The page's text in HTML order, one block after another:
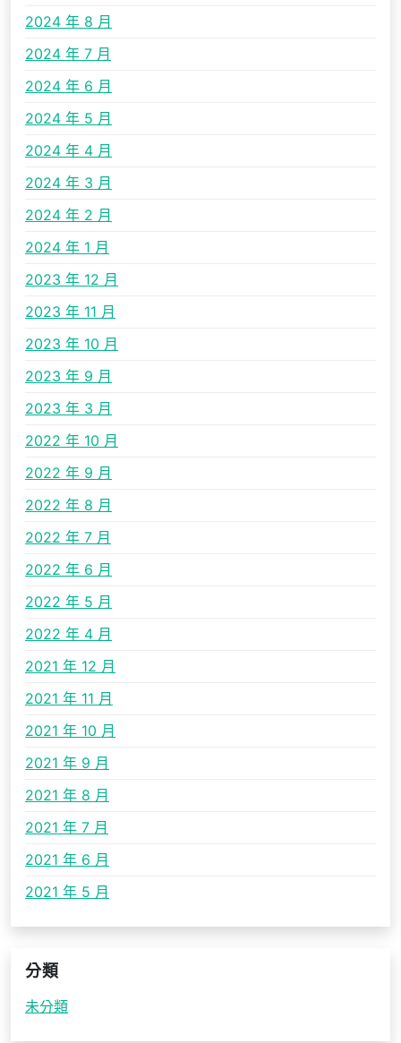
2024 年 8 月
2024 年 7 月
2024 年 6 月
2024 年 5 月
2024 年 4 月
2024 年 3 月
2024 年 2 月
2024 年 1 月
2023 年 12 月
2023 年 11 月
2023 年 10 月
2023 年 9 月
2023 年 3 月
2022 年 10 月
2022 年 9 月
2022 年 8 月
2022 年 7 月
2022 年 6 月
2022 年 5 月
2022 年 4 月
2021 年 12 月
2021 年 11 月
2021 年 10 月
2021 年 9 月
2021 年 8 月
2021 年 7 月
2021 年 6 月
2021 年 5 月
分類
未分類